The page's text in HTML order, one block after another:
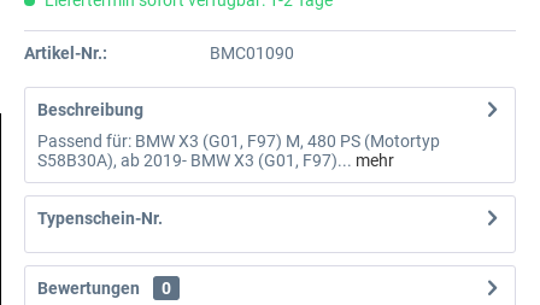
Artikel-Nr.: BMC01090
Beschreibung
Passend für: BMW X3 (G01, F97) M, 480 PS (Motortyp
S58B30A), ab 2019- BMW X3 (G01, F97)... mehr
Typenschein-Nr.
Bewertungen
0